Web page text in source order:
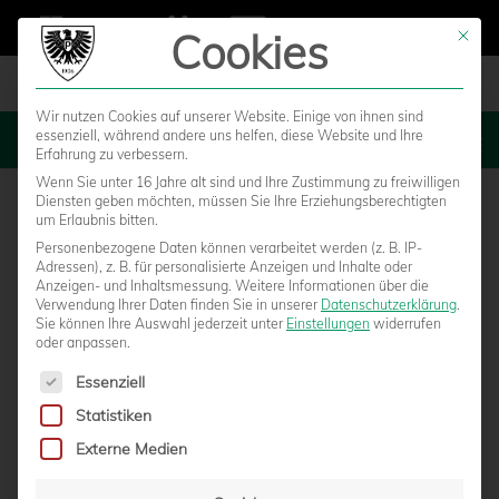
MENU
EIN FROHES NEUES JAHR 2016!
Mit
Cookies
Wir nutzen Cookies auf unserer Website. Einige von ihnen sind
essenziell, während andere uns helfen, diese Website und Ihre
Erfahrung zu verbessern.
Wenn Sie unter 16 Jahre alt sind und Ihre Zustimmung zu freiwilligen
Diensten geben möchten, müssen Sie Ihre Erziehungsberechtigten
um Erlaubnis bitten.
Personenbezogene Daten können verarbeitet werden (z. B. IP-
Adressen), z. B. für personalisierte Anzeigen und Inhalte oder
Anzeigen- und Inhaltsmessung. Weitere Informationen über die
Verwendung Ihrer Daten finden Sie in unserer Datenschutzerklärung.
Sie können Ihre Auswahl jederzeit unter Einstellungen widerrufen
oder anpassen.
Es folgt eine Liste der Service-Gruppen, für die eine
Essenziell
Statistiken
Externe Medien